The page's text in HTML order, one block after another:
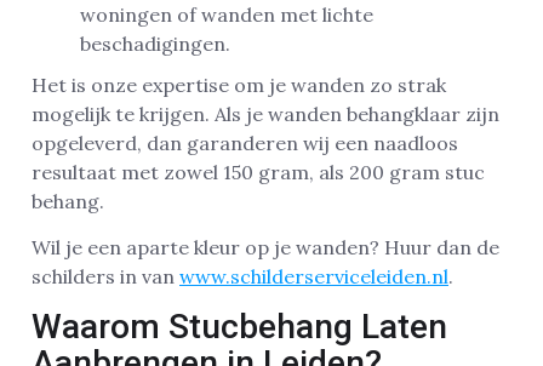
woningen of wanden met lichte
beschadigingen.
Het is onze expertise om je wanden zo strak
mogelijk te krijgen. Als je wanden behangklaar zijn
opgeleverd, dan garanderen wij een naadloos
resultaat met zowel 150 gram, als 200 gram stuc
behang.
Wil je een aparte kleur op je wanden? Huur dan de
schilders in van www.schilderserviceleiden.nl.
Waarom Stucbehang Laten